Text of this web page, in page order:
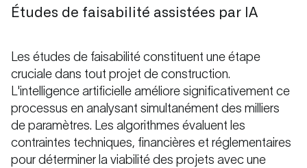
Études de faisabilité assistées par IA
Les études de faisabilité constituent une étape
cruciale dans tout projet de construction.
L'intelligence artificielle améliore significativement ce
processus en analysant simultanément des milliers
de paramètres. Les algorithmes évaluent les
contraintes techniques, financières et réglementaires
pour déterminer la viabilité des projets avec une